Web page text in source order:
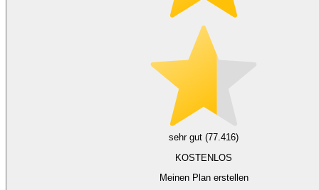
sehr gut (77.416)
KOSTENLOS
Meinen Plan erstellen